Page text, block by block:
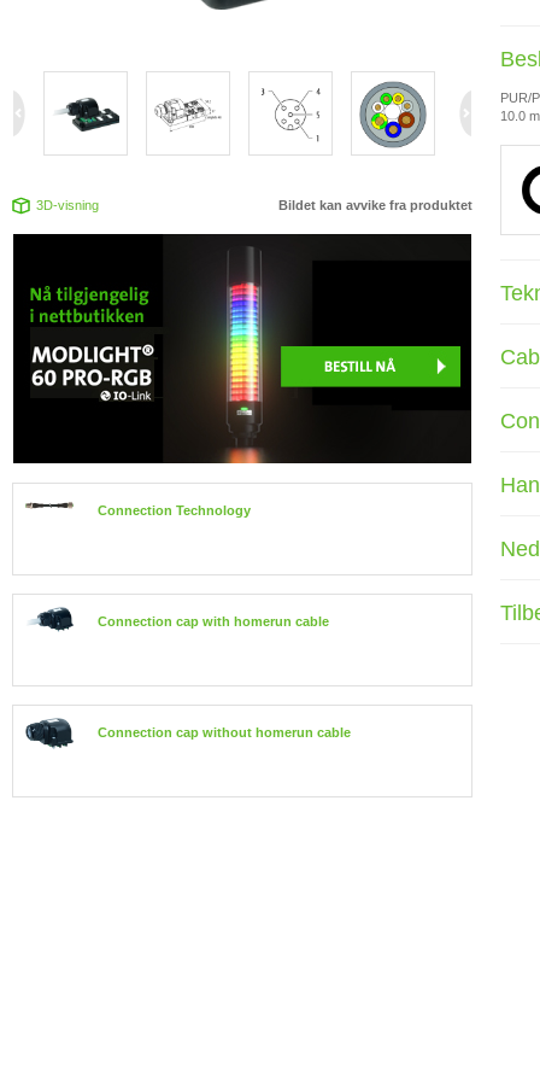
3D-visning Bildet kan avvike fra produktet
Connection Technology
Connection cap with homerun cable
Connection cap without homerun cable
PUR/
10.0 m